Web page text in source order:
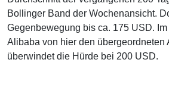
Bollinger Band der Wochenansicht.
Gegenbewegung bis ca. 175 USD.
Alibaba von hier den übergeordneten
überwindet die Hürde bei 200 USD.